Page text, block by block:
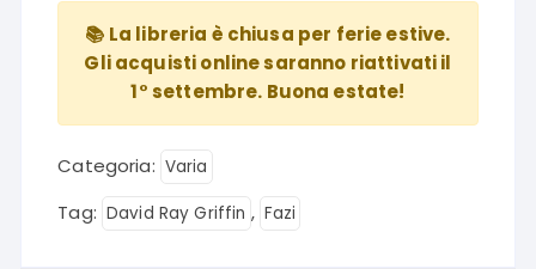
📚 La libreria è chiusa per ferie estive.
Gli acquisti online saranno riattivati il
1° settembre. Buona estate!
Categoria: Varia
Tag: David Ray Griffin , Fazi